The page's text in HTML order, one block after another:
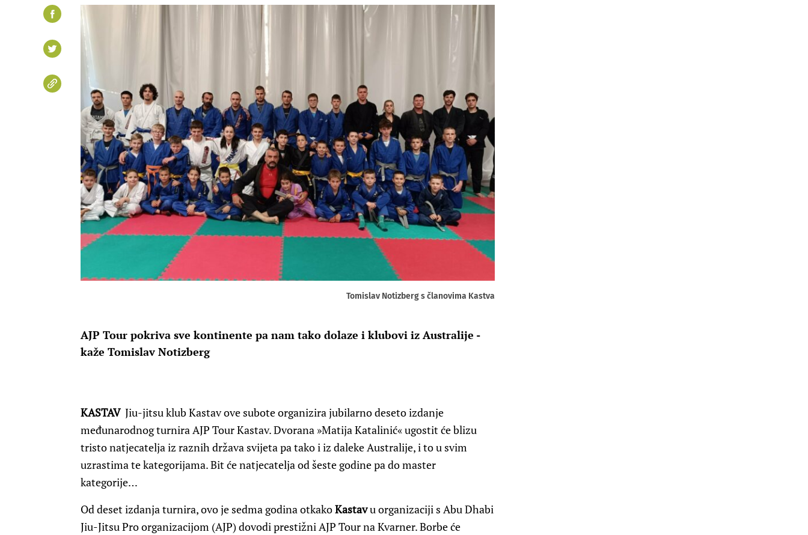
Tomislav Notizberg s članovima Kastva
AJP Tour pokriva sve kontinente pa nam tako dolaze i klubovi iz Australije -
kaže Tomislav Notizberg
KASTAVJiu-jitsu klub Kastav ove subote organizira jubilarno deseto izdanje
međunarodnog turnira AJP Tour Kastav. Dvorana »Matija Katalinić« ugostit će blizu
tristo natjecatelja iz raznih država svijeta pa tako i iz daleke Australije, i to u svim
uzrastima te kategorijama. Bit će natjecatelja od šeste godine pa do master
kategorije…
Od deset izdanja turnira, ovo je sedma godina otkakoKastavu organizaciji s Abu Dhabi
Jiu-Jitsu Pro organizacijom (AJP) dovodi prestižni AJP Tour na Kvarner. Borbe će